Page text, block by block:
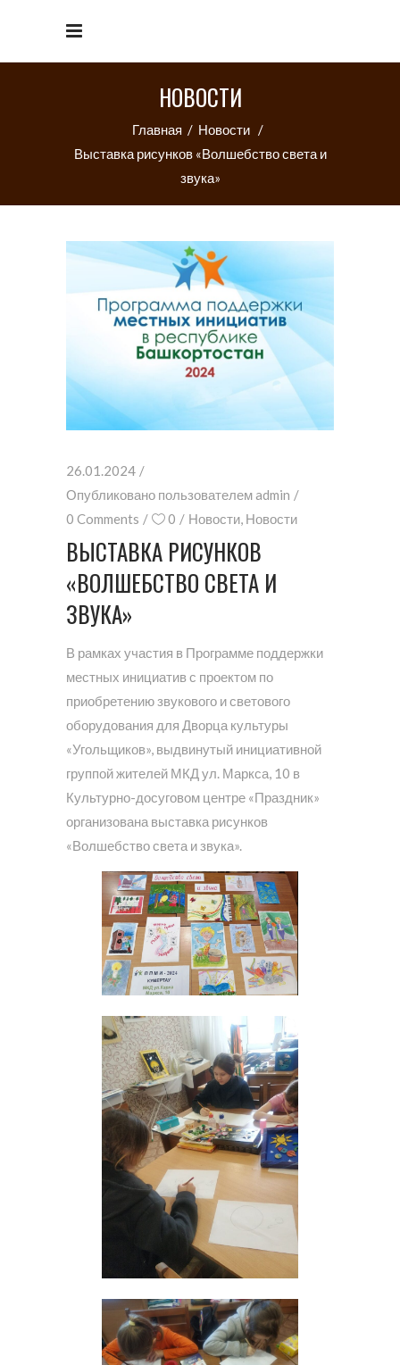
НОВОСТИ
Главная / Новости /
Выставка рисунков «Волшебство света и
звука»
26.01.2024
Опубликовано пользователемadmin
0 Comments
0 Новости, Новости
ВЫСТАВКА РИСУНКОВ
«ВОЛШЕБСТВО СВЕТА И
ЗВУКА»
В рамках участия в Программе поддержки
местных инициатив с проектом по
приобретению звукового и светового
оборудования для Дворца культуры
«Угольщиков», выдвинутый инициативной
группой жителей МКД ул. Маркса, 10 в
Культурно-досуговом центре «Праздник»
организована выставка рисунков
«Волшебство света и звука».